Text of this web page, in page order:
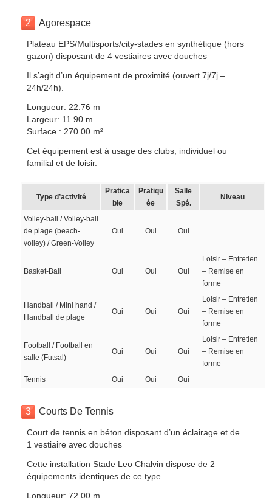
2 Agorespace
Plateau EPS/Multisports/city-stades en synthétique (hors
gazon) disposant de 4 vestiaires avec douches
Il s’agit d’un équipement de proximité (ouvert 7j/7j –
24h/24h).
Longueur: 22.76 m
Largeur: 11.90 m
Surface : 270.00 m²
Cet équipement est à usage des clubs, individuel ou
familial et de loisir.
Type d’activité
Pratica
ble
Pratiqu
ée
Salle
Spé.
Niveau
Volley-ball / Volley-ball
de plage (beach-
volley) / Green-Volley
Oui Oui Oui
Basket-Ball Oui Oui Oui
Loisir – Entretien
– Remise en
forme
Handball / Mini hand /
Handball de plage
Oui Oui Oui
Loisir – Entretien
– Remise en
forme
Football / Football en
salle (Futsal)
Oui Oui Oui
Loisir – Entretien
– Remise en
forme
Tennis
Oui Oui Oui
3 Courts De Tennis
Court de tennis en béton disposant d’un éclairage et de
1 vestiaire avec douches
Cette installation Stade Leo Chalvin dispose de 2
équipements identiques de ce type.
Longueur: 72.00 m